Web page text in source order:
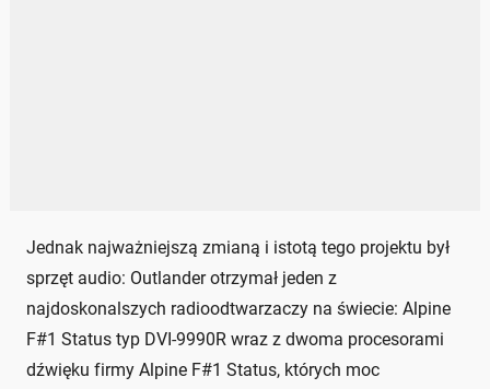
Jednak najważniejszą zmianą i istotą tego projektu był
sprzęt audio: Outlander otrzymał jeden z
najdoskonalszych radioodtwarzaczy na świecie: Alpine
F#1 Status typ DVI-9990R wraz z dwoma procesorami
dźwięku firmy Alpine F#1 Status, których moc